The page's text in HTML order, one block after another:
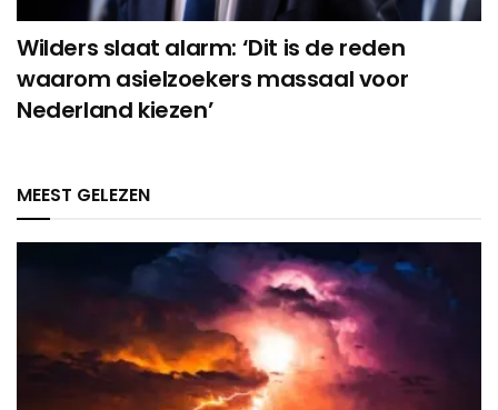
Wilders slaat alarm: ‘Dit is de reden
waarom asielzoekers massaal voor
Nederland kiezen’
MEEST GELEZEN